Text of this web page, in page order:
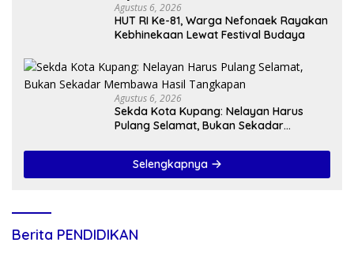
Agustus 6, 2026
HUT RI Ke-81, Warga Nefonaek Rayakan
Kebhinekaan Lewat Festival Budaya
Agustus 6, 2026
Sekda Kota Kupang: Nelayan Harus
Pulang Selamat, Bukan Sekadar
Selengkapnya
Berita PENDIDIKAN